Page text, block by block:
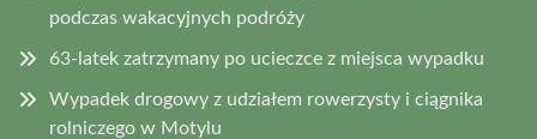
podczas wakacyjnych podróży
63-latek zatrzymany po ucieczce z miejsca wypadku
Wypadek drogowy z udziałem rowerzysty i ciągnika
rolniczego w Motylu